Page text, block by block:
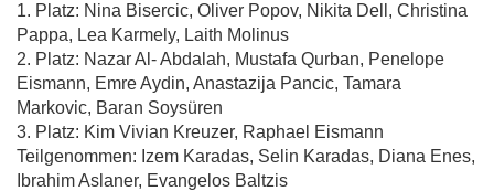
1. Platz: Nina Bisercic, Oliver Popov, Nikita Dell, Christina
Pappa, Lea Karmely, Laith Molinus
2. Platz: Nazar Al- Abdalah, Mustafa Qurban, Penelope
Eismann, Emre Aydin, Anastazija Pancic, Tamara
Markovic, Baran Soysüren
3. Platz: Kim Vivian Kreuzer, Raphael Eismann
Teilgenommen: Izem Karadas, Selin Karadas, Diana Enes,
Ibrahim Aslaner, Evangelos Baltzis